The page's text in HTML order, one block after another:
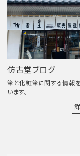
仿古堂ブログ
筆と化粧筆に関する情報
います。